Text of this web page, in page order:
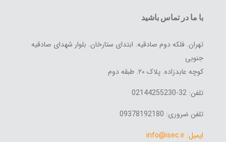
با ما در تماس باشید
تهران. فلکه دوم صادقیه. ابتدای ستارخان. بلوار شهدای صادقیه
جنوبی
کوچه عابدزاده. پلاک ۲۰. طبقه دوم
تلفن: 32-02144255230
تلفن ضروری: 09378192180
ایمیل: info@isec.ir